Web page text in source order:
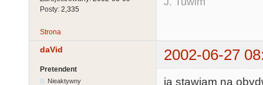
Posty: 2,335
Strona
daVid 2002-06-27
Pretendent
Nieaktywny ja stawiam na